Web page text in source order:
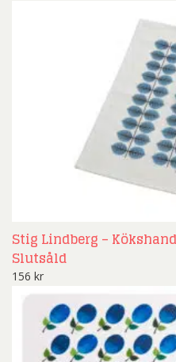
Stig Lindberg –
Slutsåld
156 kr